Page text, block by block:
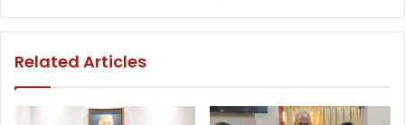
Related Articles